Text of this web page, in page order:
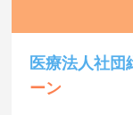
医療法人社
ーン